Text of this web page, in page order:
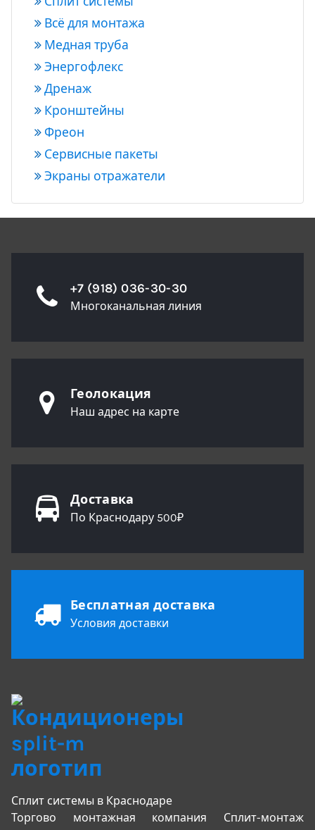
Всё для монтажа
Медная труба
Энергофлекс
Дренаж
Кронштейны
Фреон
Сервисные пакеты
Экраны отражатели
+7 (918) 036-30-30
Многоканальная линия
Геолокация
Наш адрес на карте
Доставка
По Краснодару 500₽
Бесплатная доставка
Условия доставки
Сплит системы в Краснодаре
Торгово монтажная компания Сплит-монтаж